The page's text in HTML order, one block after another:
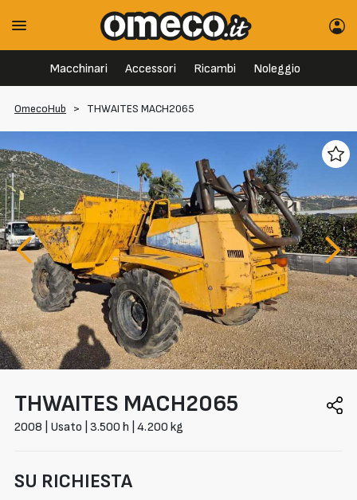
Macchinari Accessori Ricambi Noleggio
OmecoHub > THWAITES MACH2065
THWAITES MACH2065
2008 | Usato | 3.500 h | 4.200 kg
SU RICHIESTA